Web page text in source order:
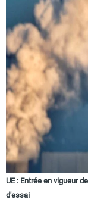
UE : Entrée en vigueur
d'essai